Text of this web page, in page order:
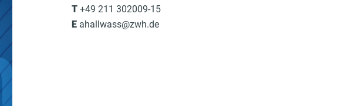
T +49 211 302009-15
E ahallwass@zwh.de